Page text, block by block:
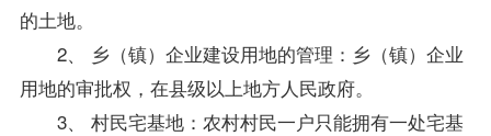
的土地。
2、 乡（镇）企业建设用地的管理：乡（镇）企业
用地的审批权，在县级以上地方人民政府。
3、 村民宅基地：农村村民一户只能拥有一处宅基